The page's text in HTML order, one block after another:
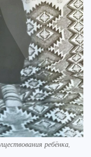
ребёнка,